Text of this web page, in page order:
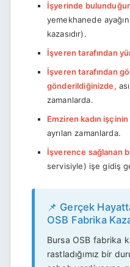
İşyerinde
yemekhanede
kazasıdır).
İşveren tarafından
İşveren tarafından
gönderildiğinizde,
zamanlarda.
Emziren kadın işçinin
ayrılan zamanlarda.
İşverence sağlanan
servisiyle) işe gidiş
📌 Gerçek
OSB Fabrika
Bursa OSB fabrika
rastladığımız bir